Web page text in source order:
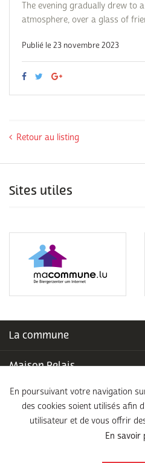
The evening gradually drew to
atmosphere, over a glass of
Publié le 23 novembre 2023
Retour au listing
Sites utiles
La commune
Maison Relais
Piscine communale
École fondamentale
En poursuivant votre navigation
des cookies soient utilisés afin
utilisateur et de vous offrir
En savoir